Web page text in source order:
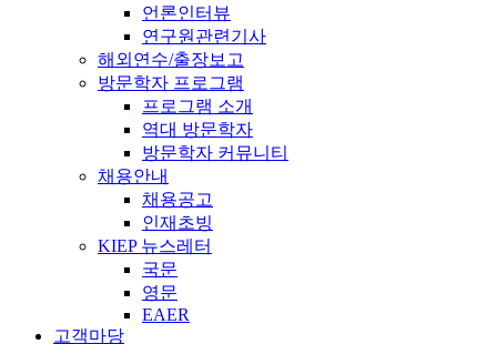
언론인터뷰
연구원관련기사
해외연수/출장보고
방문학자 프로그램
프로그램 소개
역대 방문학자
방문학자 커뮤니티
채용안내
채용공고
인재초빙
KIEP 뉴스레터
국문
영문
EAER
고객마당